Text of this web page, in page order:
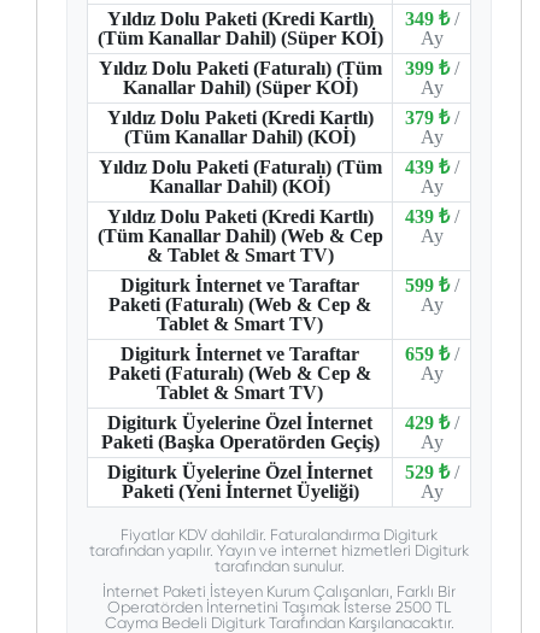
Yıldız Dolu Paketi (Kredi Kartlı)
(Tüm Kanallar Dahil) (Süper KOİ)
349 ₺ /
Ay
Yıldız Dolu Paketi (Faturalı) (Tüm
Kanallar Dahil) (Süper KOİ)
399 ₺ /
Ay
Yıldız Dolu Paketi (Kredi Kartlı)
(Tüm Kanallar Dahil) (KOİ)
379 ₺ /
Ay
Yıldız Dolu Paketi (Faturalı) (Tüm
Kanallar Dahil) (KOİ)
439 ₺ /
Ay
Yıldız Dolu Paketi (Kredi Kartlı)
(Tüm Kanallar Dahil) (Web & Cep
& Tablet & Smart TV)
439 ₺ /
Ay
Digiturk İnternet ve Taraftar
Paketi (Faturalı) (Web & Cep &
Tablet & Smart TV)
599 ₺ /
Ay
Digiturk İnternet ve Taraftar
Paketi (Faturalı) (Web & Cep &
Tablet & Smart TV)
659 ₺ /
Ay
Digiturk Üyelerine Özel İnternet
Paketi (Başka Operatörden Geçiş)
429 ₺ /
Ay
Digiturk Üyelerine Özel İnternet
Paketi (Yeni İnternet Üyeliği)
529 ₺ /
Ay
Fiyatlar KDV dahildir. Faturalandırma Digiturk
tarafından yapılır. Yayın ve internet hizmetleri Digiturk
tarafından sunulur.
İnternet Paketi İsteyen Kurum Çalışanları, Farklı Bir
Operatörden İnternetini Taşımak İsterse 2500 TL
Cayma Bedeli Digiturk Tarafından Karşılanacaktır.